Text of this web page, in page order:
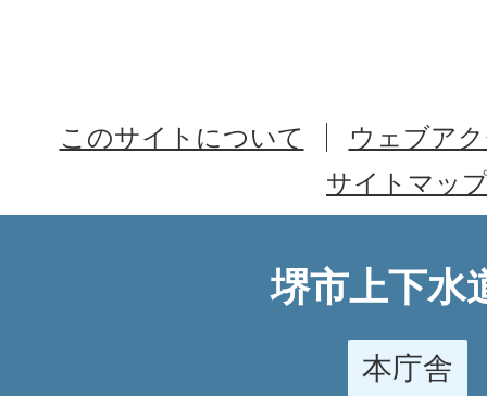
このサイトについて
ウェブア
サイトマッ
堺市上下水
本庁舎